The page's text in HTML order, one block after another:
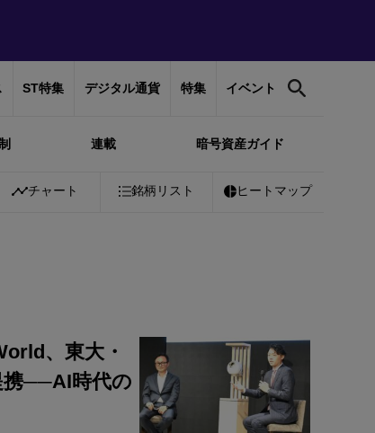
ST特集 デジタル通貨 特集 イベント
連載 暗号資産ガイド
チャート 銘柄リスト ヒートマップ
、東大・
携──AI時代の